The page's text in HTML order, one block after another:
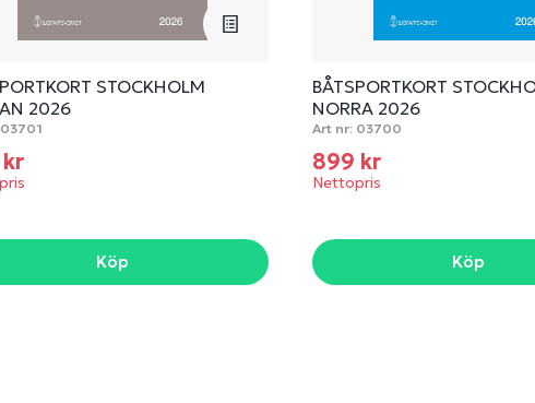
STOCKHOLM
2026
03701
Köp
BÅTSPORTKORT
NORRA 2026
Art nr: 03700
899 kr
Nettopris
Köp